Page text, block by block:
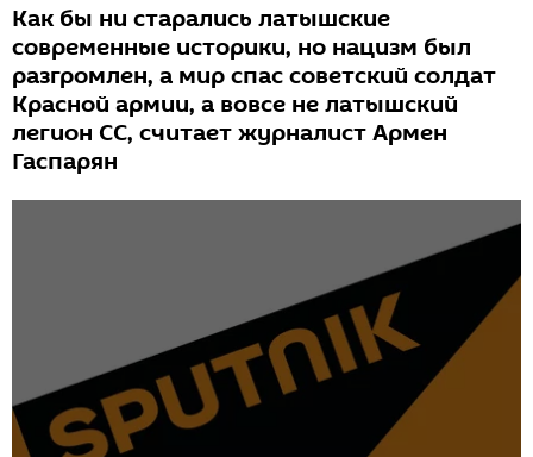
Как бы ни старались латышские
современные историки, но нацизм был
разгромлен, а мир спас советский солдат
Красной армии, а вовсе не латышский
легион СС, считает журналист Армен
Гаспарян